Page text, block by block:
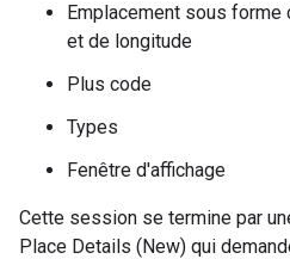
Emplacement sous
et de longitude
Plus code
Types
Fenêtre d'affichage
Cette session se termine par
Place Details (New) qui